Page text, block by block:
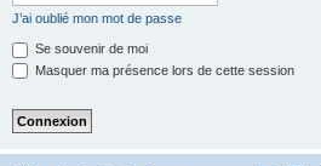
J’ai oublié mon mot de passe
Se souvenir de moi
Masquer ma présence lors de cette session